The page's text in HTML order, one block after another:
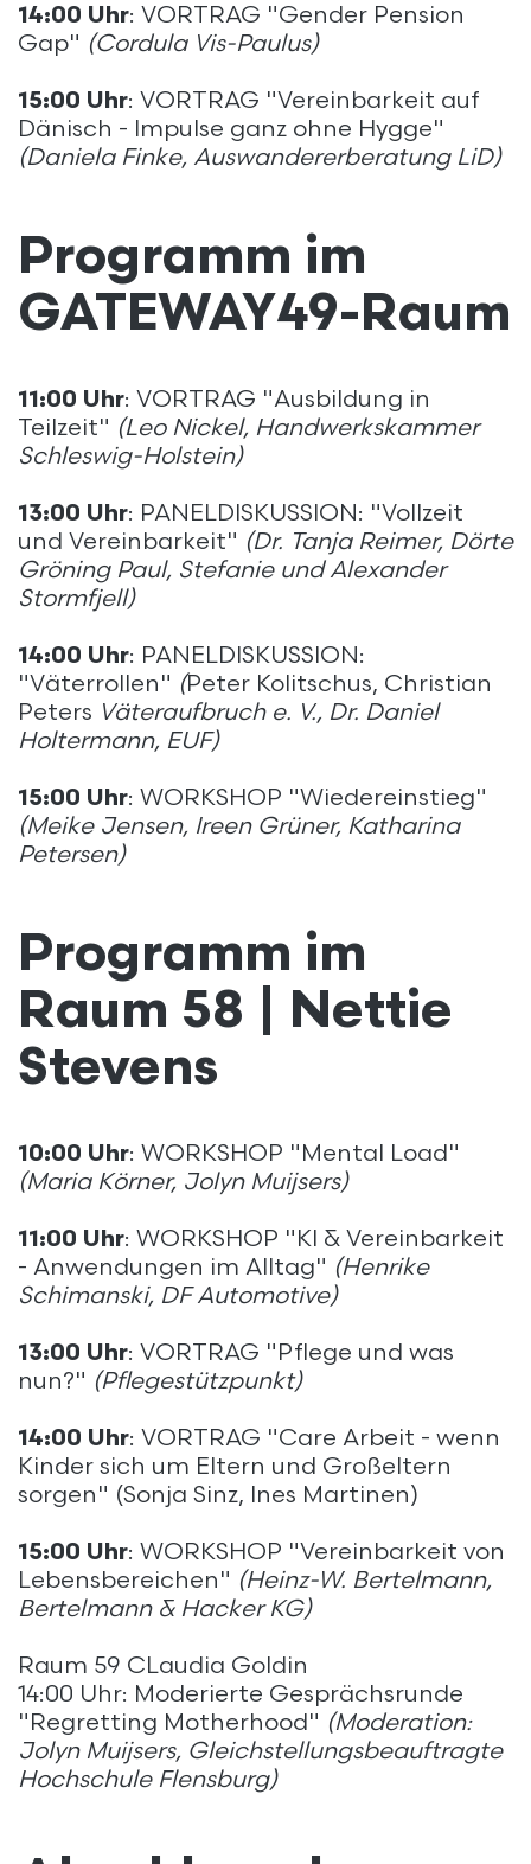
14:00 Uhr: VORTRAG "Gender Pension
Gap" (Cordula Vis-Paulus)
15:00 Uhr: VORTRAG "Vereinbarkeit auf
Dänisch - Impulse ganz ohne Hygge"
(Daniela Finke, Auswandererberatung LiD)
Programm im
GATEWAY49-Raum
11:00 Uhr: VORTRAG "Ausbildung in
Teilzeit" (Leo Nickel, Handwerkskammer
Schleswig-Holstein)
13:00 Uhr: PANELDISKUSSION: "Vollzeit
und Vereinbarkeit" (Dr. Tanja Reimer, Dörte
Gröning Paul, Stefanie und Alexander
Stormfjell)
14:00 Uhr: PANELDISKUSSION:
"Väterrollen" (Peter Kolitschus, Christian
Peters Väteraufbruch e. V., Dr. Daniel
Holtermann, EUF)
15:00 Uhr: WORKSHOP "Wiedereinstieg"
(Meike Jensen, Ireen Grüner, Katharina
Petersen)
Programm im
Raum 58 | Nettie
Stevens
10:00 Uhr: WORKSHOP "Mental Load"
(Maria Körner, Jolyn Muijsers)
11:00 Uhr: WORKSHOP "KI & Vereinbarkeit
- Anwendungen im Alltag" (Henrike
Schimanski, DF Automotive)
13:00 Uhr: VORTRAG "Pflege und was
nun?" (Pflegestützpunkt)
14:00 Uhr: VORTRAG "Care Arbeit - wenn
Kinder sich um Eltern und Großeltern
sorgen" (Sonja Sinz, Ines Martinen)
15:00 Uhr: WORKSHOP "Vereinbarkeit von
Lebensbereichen" (Heinz-W. Bertelmann,
Bertelmann & Hacker KG)
Raum 59 CLaudia Goldin
14:00 Uhr: Moderierte Gesprächsrunde
"Regretting Motherhood" (Moderation:
Jolyn Muijsers, Gleichstellungsbeauftragte
Hochschule Flensburg)